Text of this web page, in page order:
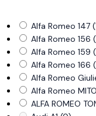
HONDA(3)
HYUNDAI(40)
ISUZU(0)
IVECO(1)
JAGUAR(4)
JEEP(3)
KIA(15)
Alfa Romeo 147
Alfa Romeo 156
Alfa Romeo 159
Alfa Romeo 166
Alfa Romeo
Alfa Romeo MITO
ALFA ROMEO